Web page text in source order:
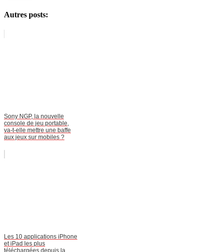
Autres posts:
Sony NGP, la nouvelle
console de jeu portable,
va-t-elle mettre une baffe
aux jeux sur mobiles ?
Les 10 applications iPhone
et iPad les plus
téléchargées depuis la